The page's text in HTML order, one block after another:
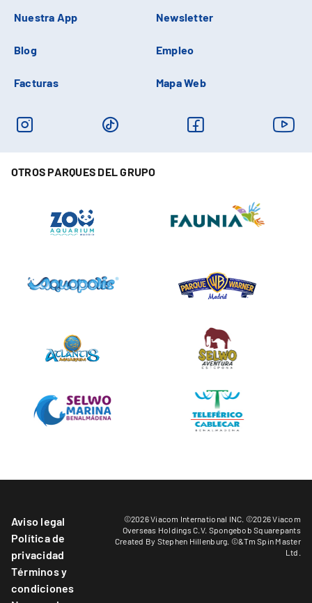
Nuestra App Newsletter
Blog Empleo
Facturas Mapa Web
OTROS PARQUES DEL GRUPO
Aviso legal
Política de
privacidad
Términos y
condiciones
©2026 Viacom International INC. ©2026 Viacom
Overseas Holdings C.V. Spongebob Squarepants
Created By Stephen Hillenburg. ©&Tm Spin Master
Ltd.